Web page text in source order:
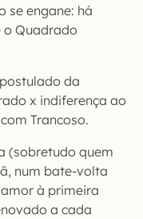
se engane: há
o Quadrado
da
x indiferença ao
Trancoso.
(sobretudo quem
num bate-volta
à primeira
a cada